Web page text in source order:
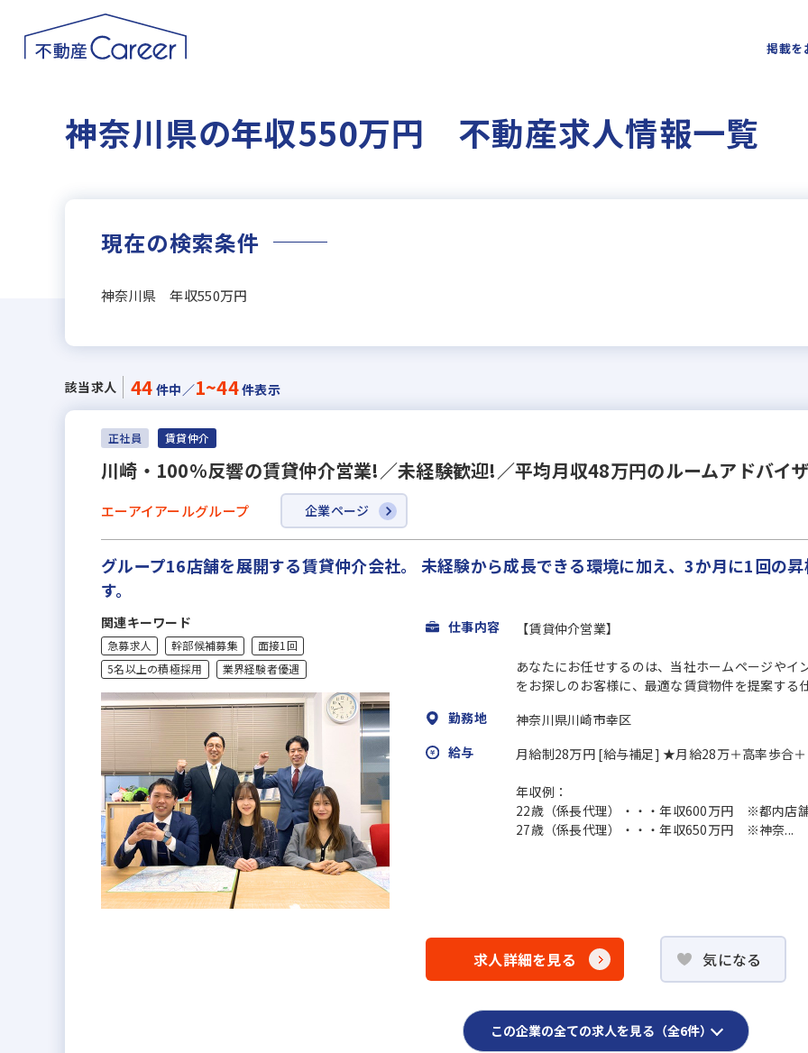
掲載を
神奈川県の年収550万円 不動産求人情報一覧
現在の検索条件
神奈川県 年収550万円
該当求人 44 件中／1~44件表示
正社員 賃貸仲介
川崎・100％反響の賃貸仲介営業!／未経験歓迎!／平均月収48万円のルームアドバイ
エーアイアールグループ 企業ページ
グループ16店舗を展開する賃貸仲介会社。 未経験から成長できる環境に加え、3か月に1回の
す。
関連キーワード
急募求人 幹部候補募集
面接1回
5名以上の積極採用
業界経験者優遇
仕事内容 【賃貸仲介営業】
あなたにお任せするのは、当社ホームページや
をお探しのお客様に、最適な賃貸物件を提案する
勤務地
神奈川県川崎市幸区
給与
月給制28万円 [給与補足] ★月給28万＋高率歩合＋
年収例：
22歳（係長代理）・・・年収600万円 ※都内店
27歳（係長代理）・・・年収650万円 ※神奈...
求人詳細を見る 気になる
この企業の全ての求人を見る（全6件）